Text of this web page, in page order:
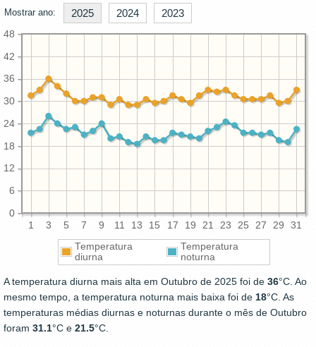
Mostrar ano: 2025 2024 2023
1 3 5 7 9 11 13 15 17 19 21 23 25 27 29 31
0
6
12
18
24
30
36
42
48
Temperatura
diurna
Temperatura
noturna
A temperatura diurna mais alta em Outubro de 2025 foi de 36°C. Ao
mesmo tempo, a temperatura noturna mais baixa foi de 18°C. As
temperaturas médias diurnas e noturnas durante o mês de Outubro
foram 31.1°C e 21.5°C.